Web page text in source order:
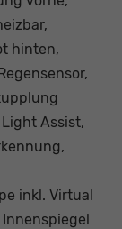
hinten,
Assist,
inkl. Virtual